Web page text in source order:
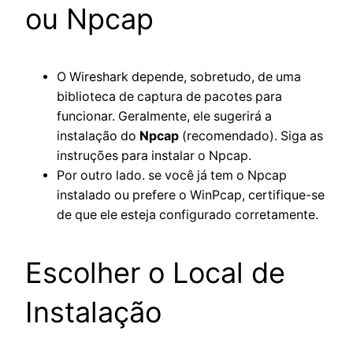
ou Npcap
O Wireshark depende, sobretudo, de uma
biblioteca de captura de pacotes para
funcionar. Geralmente, ele sugerirá a
instalação do Npcap (recomendado). Siga as
instruções para instalar o Npcap.
Por outro lado. se você já tem o Npcap
instalado ou prefere o WinPcap, certifique-se
de que ele esteja configurado corretamente.
Escolher o Local de
Instalação